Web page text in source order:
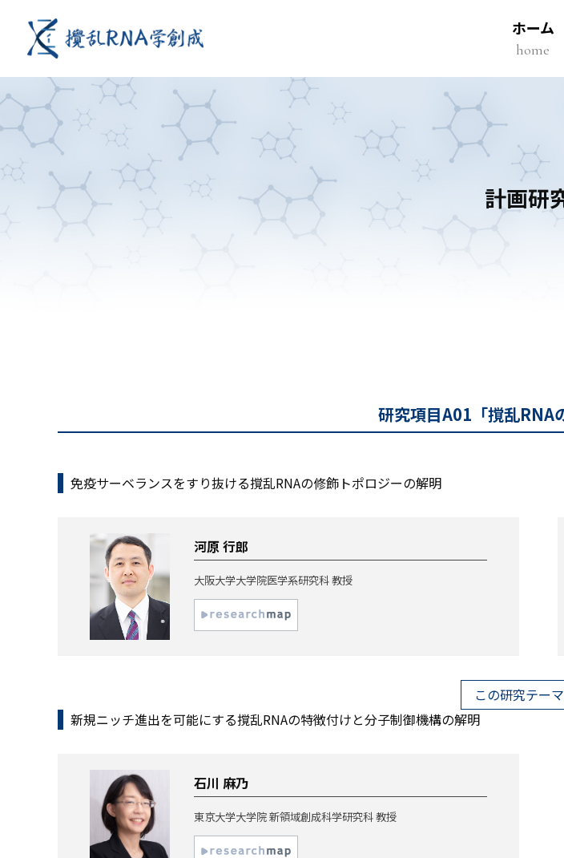
ホーム
home
計画研
研究項目A01「撹乱RNA
免疫サーベランスをすり抜ける撹乱RNAの修飾トポロジーの解明
河原 行郎
大阪大学大学院医学系研究科 教授
この研究テー
新規ニッチ進出を可能にする撹乱RNAの特徴付けと分子制御機構の解明
石川 麻乃
東京大学大学院 新領域創成科学研究科 教授